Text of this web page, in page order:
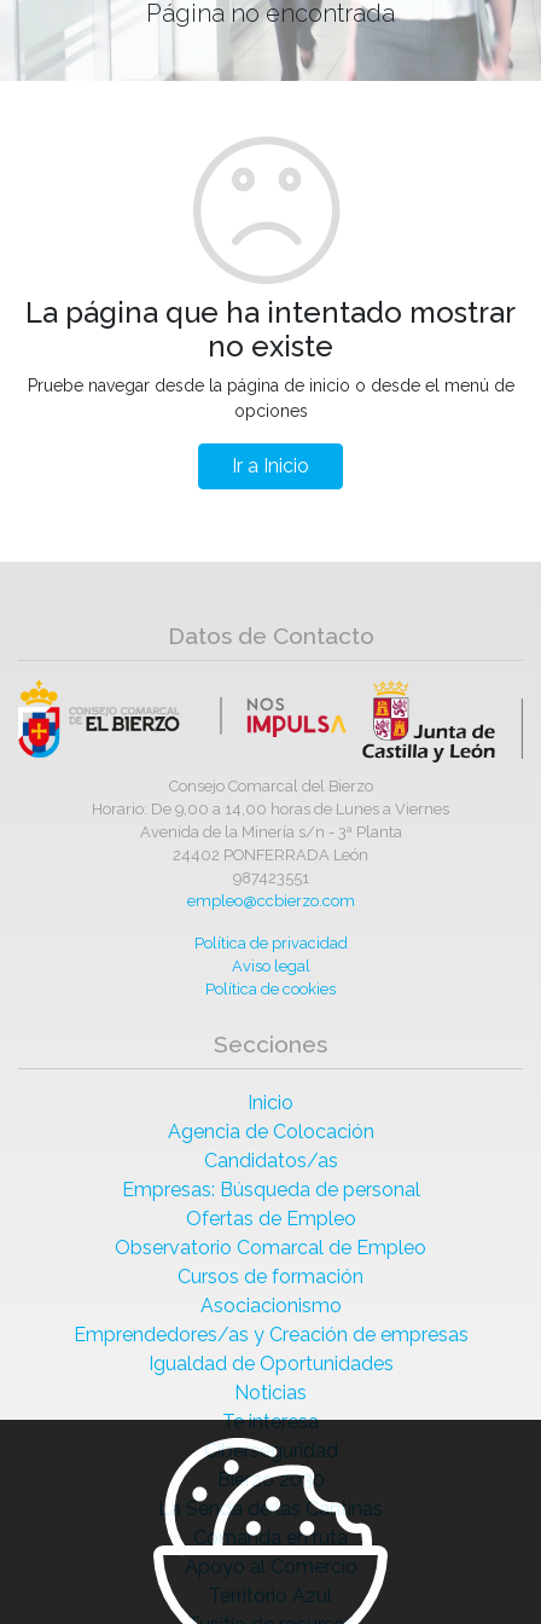
Página no encontrada
La página que ha intentado mostrar
no existe
Pruebe navegar desde la página de inicio o desde el menú de
opciones
Ir a Inicio
Datos de Contacto
Consejo Comarcal del Bierzo
Horario: De 9,00 a 14,00 horas de Lunes a Viernes
Avenida de la Minería s/n - 3ª Planta
24402 PONFERRADA León
987423551
empleo@ccbierzo.com
Política de privacidad
Aviso legal
Política de cookies
Secciones
Inicio
Agencia de Colocación
Candidatos/as
Empresas: Búsqueda de personal
Ofertas de Empleo
Observatorio Comarcal de Empleo
Cursos de formación
Asociacionismo
Emprendedores/as y Creación de empresas
Igualdad de Oportunidades
Noticias
Te interesa
Ciberseguridad
Bierzo 2030
La Senda de las Cantinas
Comanda en ruta
Apoyo al Comercio
Territorio Azul